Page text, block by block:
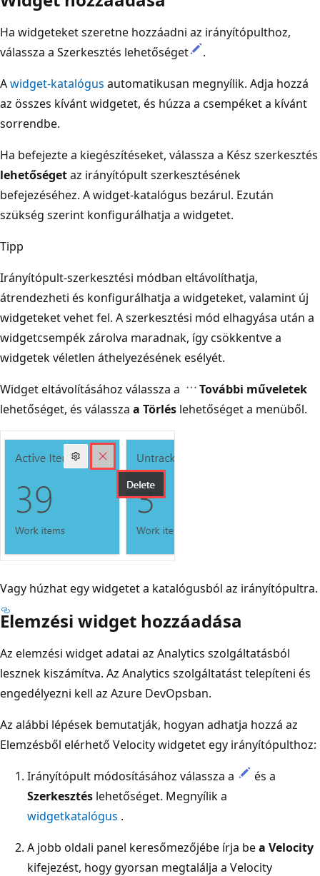
Ha widgeteket szeretne hozzáadni az irányítópulthoz,
válassza a Szerkesztés lehetőséget
.
Awidget-katalógus automatikusan megnyílik. Adja hozzá
az összes kívánt widgetet, és húzza a csempéket a kívánt
sorrendbe.
Ha befejezte a kiegészítéseket, válassza a Kész szerkesztés
lehetőségetaz irányítópult szerkesztésének
befejezéséhez. A widget-katalógus bezárul. Ezután
szükség szerint konfigurálhatja a widgetet.
Tipp
Irányítópult-szerkesztési módban eltávolíthatja,
átrendezheti és konfigurálhatja a widgeteket, valamint új
widgeteket vehet fel. A szerkesztési mód elhagyása után a
widgetcsempék zárolva maradnak, így csökkentve a
widgetek véletlen áthelyezésének esélyét.
Widget eltávolításához válassza a
További műveletek
lehetőséget, és válassza a Törlés lehetőséget a menüből.
Vagy húzhat egy widgetet a katalógusból az irányítópultra.
Elemzési widget hozzáadása
Az elemzési widget adatai az Analytics szolgáltatásból
lesznek kiszámítva. Az Analytics szolgáltatást telepíteni és
engedélyezni kell az Azure DevOpsban.
Az alábbi lépések bemutatják, hogyan adhatja hozzá az
Elemzésből elérhető Velocity widgetet egy irányítópulthoz:
Irányítópult módosításához válassza a
és a
Szerkesztés lehetőséget. Megnyílik a
widgetkatalógus .
A jobb oldali panel keresőmezőjébe írja bea Velocity
kifejezést, hogy gyorsan megtalálja a Velocity